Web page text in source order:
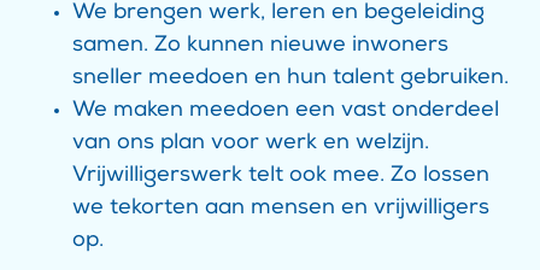
We brengen werk, leren en begeleiding
samen. Zo kunnen nieuwe inwoners
sneller meedoen en hun talent gebruiken.
We maken meedoen een vast onderdeel
van ons plan voor werk en welzijn.
Vrijwilligerswerk telt ook mee. Zo lossen
we tekorten aan mensen en vrijwilligers
op.